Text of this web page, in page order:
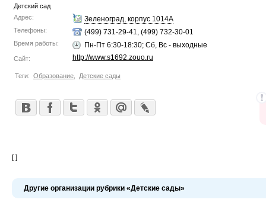
Детский сад
Адрес:
Зеленоград, корпус 1014А
Телефоны: (499) 731-29-41, (499) 732-30-01
Время работы: Пн-Пт 6:30-18:30; Сб, Вс - выходные
Сайт: http://www.s1692.zouo.ru
Теги: Образование Детские сады
[ ]
Другие организации рубрики «Детские сады»